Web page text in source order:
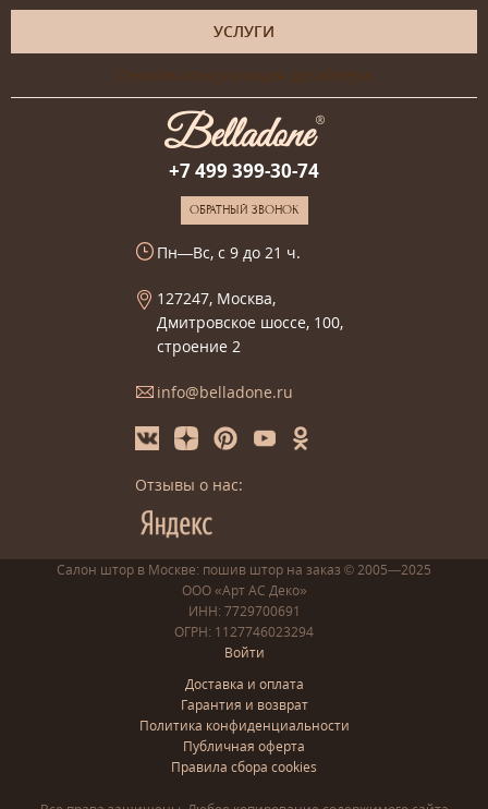
УСЛУГИ
Онлайн-консультация дизайнера
+7 499 399-30-74
ОБРАТНЫЙ ЗВОНОК
Пн—Вс, с 9 до 21 ч.
127247, Москва,
Дмитровское шоссе, 100,
строение 2
info@belladone.ru
Отзывы о нас:
Салон штор в Москве: пошив штор на заказ © 2005—2025
ООО «Арт АС Деко»
ИНН: 7729700691
ОГРН: 1127746023294
Войти
Доставка и оплата
Гарантия и возврат
Политика конфиденциальности
Публичная оферта
Правила сбора cookies